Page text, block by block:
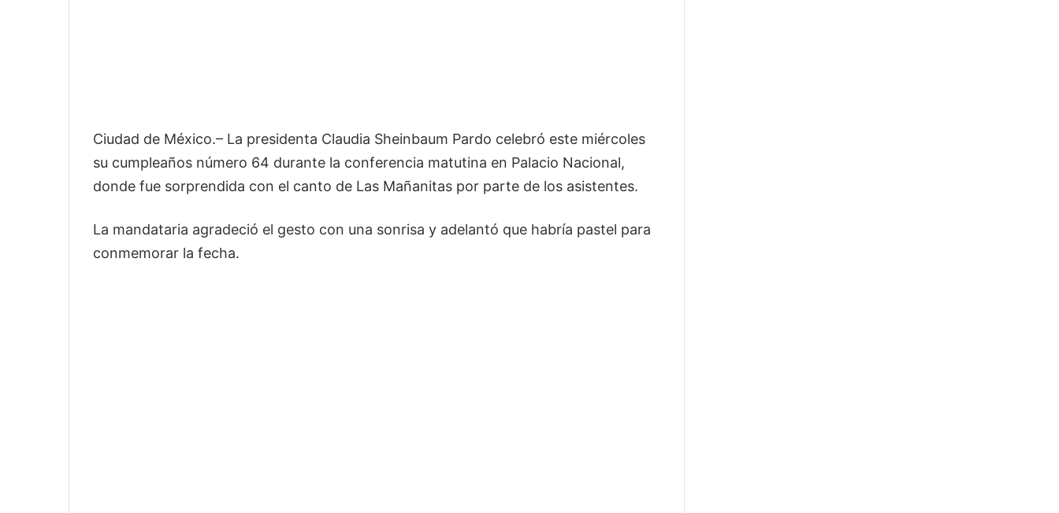
Ciudad de México.– La presidenta Claudia Sheinbaum Pardo celebró este miércoles
su cumpleaños número 64 durante la conferencia matutina en Palacio Nacional,
donde fue sorprendida con el canto de Las Mañanitas por parte de los asistentes.
La mandataria agradeció el gesto con una sonrisa y adelantó que habría pastel para
conmemorar la fecha.